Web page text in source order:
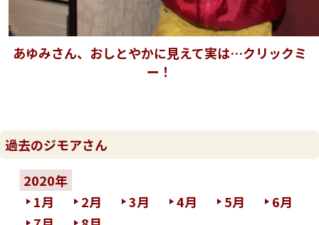
あゆみさん、おしとやかに見えて実は…クリックミ
ー！
過去のジモアさん
2020年
1月
2月 3月 4月 5月
6月